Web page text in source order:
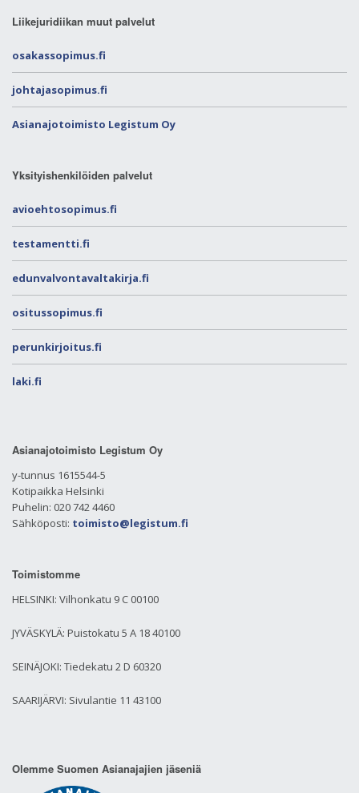
Liikejuridiikan muut palvelut
osakassopimus.fi
johtajasopimus.fi
Asianajotoimisto Legistum Oy
Yksityishenkilöiden palvelut
avioehtosopimus.fi
testamentti.fi
edunvalvontavaltakirja.fi
ositussopimus.fi
perunkirjoitus.fi
laki.fi
Asianajotoimisto Legistum Oy
y-tunnus 1615544-5
Kotipaikka Helsinki
Puhelin: 020 742 4460
Sähköposti: toimisto@legistum.fi
Toimistomme
HELSINKI: Vilhonkatu 9 C 00100
JYVÄSKYLÄ: Puistokatu 5 A 18 40100
SEINÄJOKI: Tiedekatu 2 D 60320
SAARIJÄRVI: Sivulantie 11 43100
Olemme Suomen Asianajajien jäseniä